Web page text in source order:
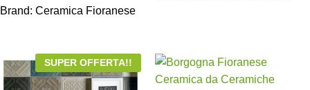
Brand: Ceramica Fioranese
SUPER OFFERTA!!